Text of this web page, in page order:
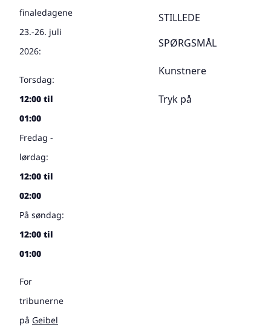
finaledagene
23.-26. juli
2026:
Torsdag:
12:00 til
01:00
Fredag -
lørdag:
12:00 til
02:00
På søndag:
12:00 til
01:00
For
tribunerne
på Geibel
STILLEDE
SPØRGSMÅL
Kunstnere
Tryk på